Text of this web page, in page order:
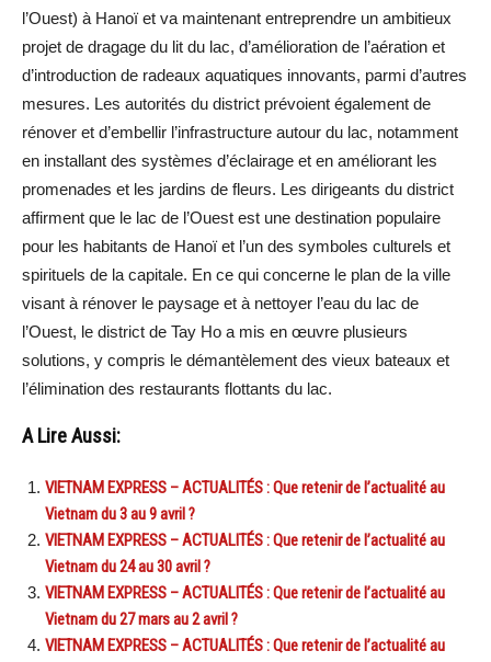
l’Ouest) à Hanoï et va maintenant entreprendre un ambitieux
projet de dragage du lit du lac, d’amélioration de l’aération et
d’introduction de radeaux aquatiques innovants, parmi d’autres
mesures. Les autorités du district prévoient également de
rénover et d’embellir l’infrastructure autour du lac, notamment
en installant des systèmes d’éclairage et en améliorant les
promenades et les jardins de fleurs. Les dirigeants du district
affirment que le lac de l’Ouest est une destination populaire
pour les habitants de Hanoï et l’un des symboles culturels et
spirituels de la capitale. En ce qui concerne le plan de la ville
visant à rénover le paysage et à nettoyer l’eau du lac de
l’Ouest, le district de Tay Ho a mis en œuvre plusieurs
solutions, y compris le démantèlement des vieux bateaux et
l’élimination des restaurants flottants du lac.
A Lire Aussi:
VIETNAM EXPRESS – ACTUALITÉS : Que retenir de l’actualité au
Vietnam du 3 au 9 avril ?
VIETNAM EXPRESS – ACTUALITÉS : Que retenir de l’actualité au
Vietnam du 24 au 30 avril ?
VIETNAM EXPRESS – ACTUALITÉS : Que retenir de l’actualité au
Vietnam du 27 mars au 2 avril ?
VIETNAM EXPRESS – ACTUALITÉS : Que retenir de l’actualité au